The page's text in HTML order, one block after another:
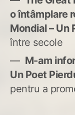
o întâmplare
Mondial – Un
între secole
M-am
Un Poet
pentru a